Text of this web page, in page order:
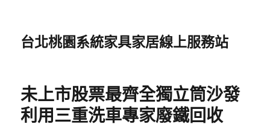
台北桃園系統家具家居線上服務站
未上市股票最齊全獨立筒沙發
利用三重洗車專家廢鐵回收